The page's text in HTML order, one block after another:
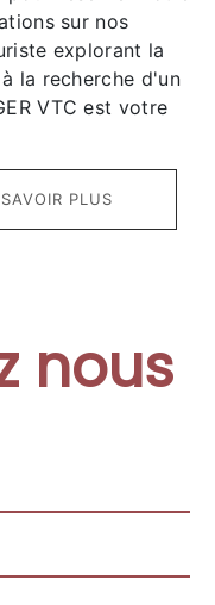
sur nos
explorant la
la recherche d'un
VTC est votre
PLUS
nous